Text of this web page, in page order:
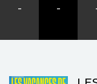
-
-